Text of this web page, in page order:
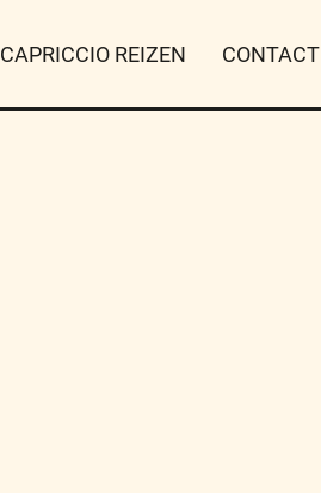
CAPRICCIO REIZEN CONTACT